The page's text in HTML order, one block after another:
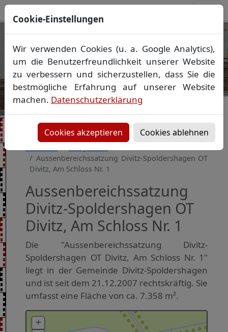
Ihr Vermessungsbüro in
Mecklenburg-Vorpommern
Wir vermessen Ihr Grundstück
Lageplan Absteckung▪Bauvermessung ▪
Gebäudeeinmessung
Grenzfeststellung▪Amtliche Auskünfte und
Vorheriges Bild
Aussenbereichssatzung Divitz-Spoldershagen OT
Divitz, Am Schloss Nr. 1
Aussenbereichssatzung
Divitz-Spoldershagen OT
Divitz, Am Schloss Nr. 1
Die "Aussenbereichssatzung Divitz-
Spoldershagen OT Divitz, Am Schloss Nr. 1"
liegt in der Gemeinde Divitz-Spoldershagen
und ist seit dem 21.12.2007 rechtskräftig. Sie
umfasst eine Fläche von ca. 7.358 m².
Cookie-Einstellungen
Wir verwenden Cookies (u. a. Google Analytics),
um die Benutzerfreundlichkeit unserer Website
zu verbessern und sicherzustellen, dass Sie die
bestmögliche Erfahrung auf unserer Website
machen. Datenschutzerklärung
Cookies akzeptieren Cookies ablehnen